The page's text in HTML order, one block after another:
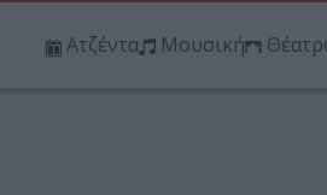
Ατζέντα Μουσική